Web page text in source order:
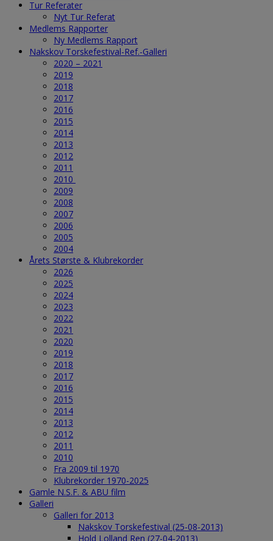
Tur Referater
Nyt Tur Referat
Medlems Rapporter
Ny Medlems Rapport
Nakskov Torskefestival-Ref.-Galleri
2020 – 2021
2019
2018
2017
2016
2015
2014
2013
2012
2011
2010
2009
2008
2007
2006
2005
2004
Årets Største & Klubrekorder
2026
2025
2024
2023
2022
2021
2020
2019
2018
2017
2016
2015
2014
2013
2012
2011
2010
Fra 2009 til 1970
Klubrekorder 1970-2025
Gamle N.S.F. & ABU film
Galleri
Galleri for 2013
Nakskov Torskefestival (25-08-2013)
Hold Lolland Ren (27-04-2013)